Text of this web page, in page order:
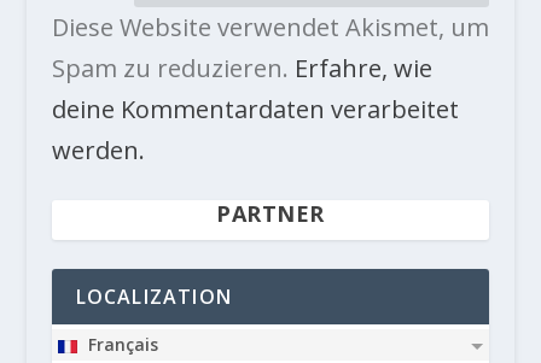
Diese Website verwendet Akismet, um
Spam zu reduzieren. Erfahre, wie
deine Kommentardaten verarbeitet
werden.
PARTNER
LOCALIZATION
Français